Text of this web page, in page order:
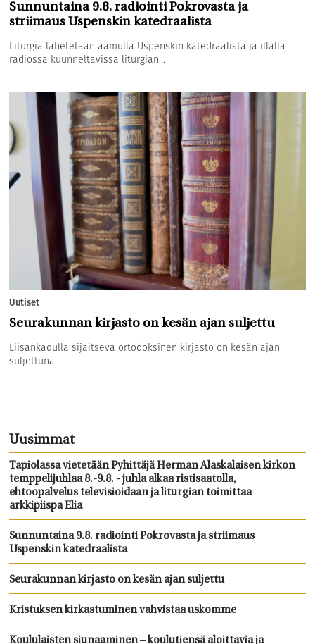
Sunnuntaina 9.8. radiointi Pokrovasta ja
striimaus Uspenskin katedraalista
Liturgia lähetetään aamulla Uspenskin katedraalista ja illalla
radiossa kuunneltavissa liturgian...
Uutiset
Seurakunnan kirjasto on kesän ajan suljettu
Liisankadulla sijaitseva ortodoksinen kirjasto on kesän ajan
suljettuna
Uusimmat
Tapiolassa vietetään Pyhittäjä Herman Alaskalaisen kirkon
temppelijuhlaa 8.-9.8. - juhla alkaa ristisaatolla,
ehtoopalvelus televisioidaan ja liturgian toimittaa
arkkipiispa Elia
Sunnuntaina 9.8. radiointi Pokrovasta ja striimaus
Uspenskin katedraalista
Seurakunnan kirjasto on kesän ajan suljettu
Kristuksen kirkastuminen vahvistaa uskomme
Koululaisten siunaaminen – koulutiensä aloittavia ja